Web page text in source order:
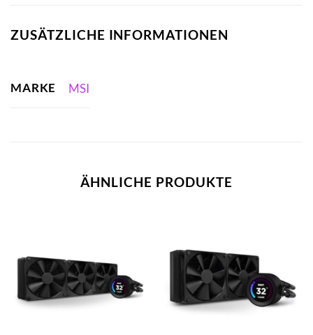
ZUSÄTZLICHE INFORMATIONEN
MARKE MSI
ÄHNLICHE PRODUKTE